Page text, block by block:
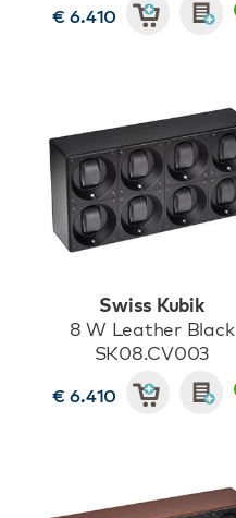
€ 6.410
Swiss Kubik
8 W Leather Black
SK08.CV003
€ 6.410